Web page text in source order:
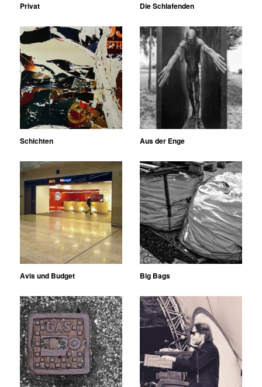
Privat Die Schlafenden
Schichten Aus der Enge
Avis und Budget Big Bags